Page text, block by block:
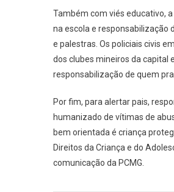
Também com viés educativo,
na escola e responsabilização
e palestras. Os policiais civis
dos clubes mineiros da capital
responsabilização de quem
Por fim, para alertar pais,
humanizado de vítimas de
bem orientada é criança
Direitos da Criança e do
comunicação da PCMG.